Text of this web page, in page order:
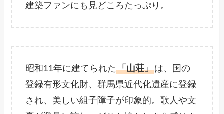
建築ファンにも見どころたっぷり。
昭和11年に建てられた「山荘」は、国の
登録有形文化財、群馬県近代化遺産に登録
され、美しい組子障子が印象的。歌人や文